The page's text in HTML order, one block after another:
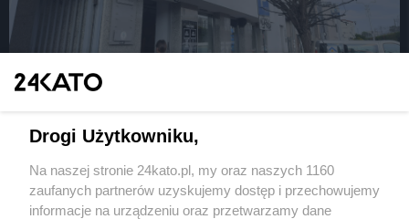
Lodziarnie rzemieślnicze w centrum Katowic.
4 / 11
Wydawca mediów lokalnych
Drogi Użytkowniku,
Na naszej stronie 24kato.pl, my oraz naszych 1160
zaufanych partnerów uzyskujemy dostęp i przechowujemy
informacje na urządzeniu oraz przetwarzamy dane